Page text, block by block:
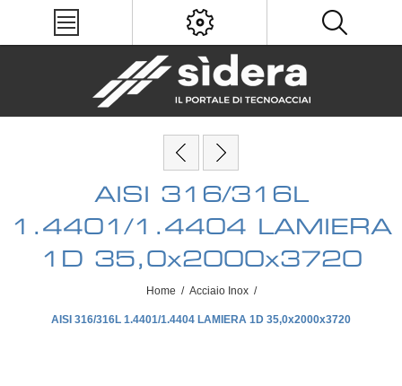
AISI 316/316L
1.4401/1.4404 LAMIERA
1D 35,0x2000x3720
Home / Acciaio Inox /
AISI 316/316L 1.4401/1.4404 LAMIERA 1D 35,0x2000x3720